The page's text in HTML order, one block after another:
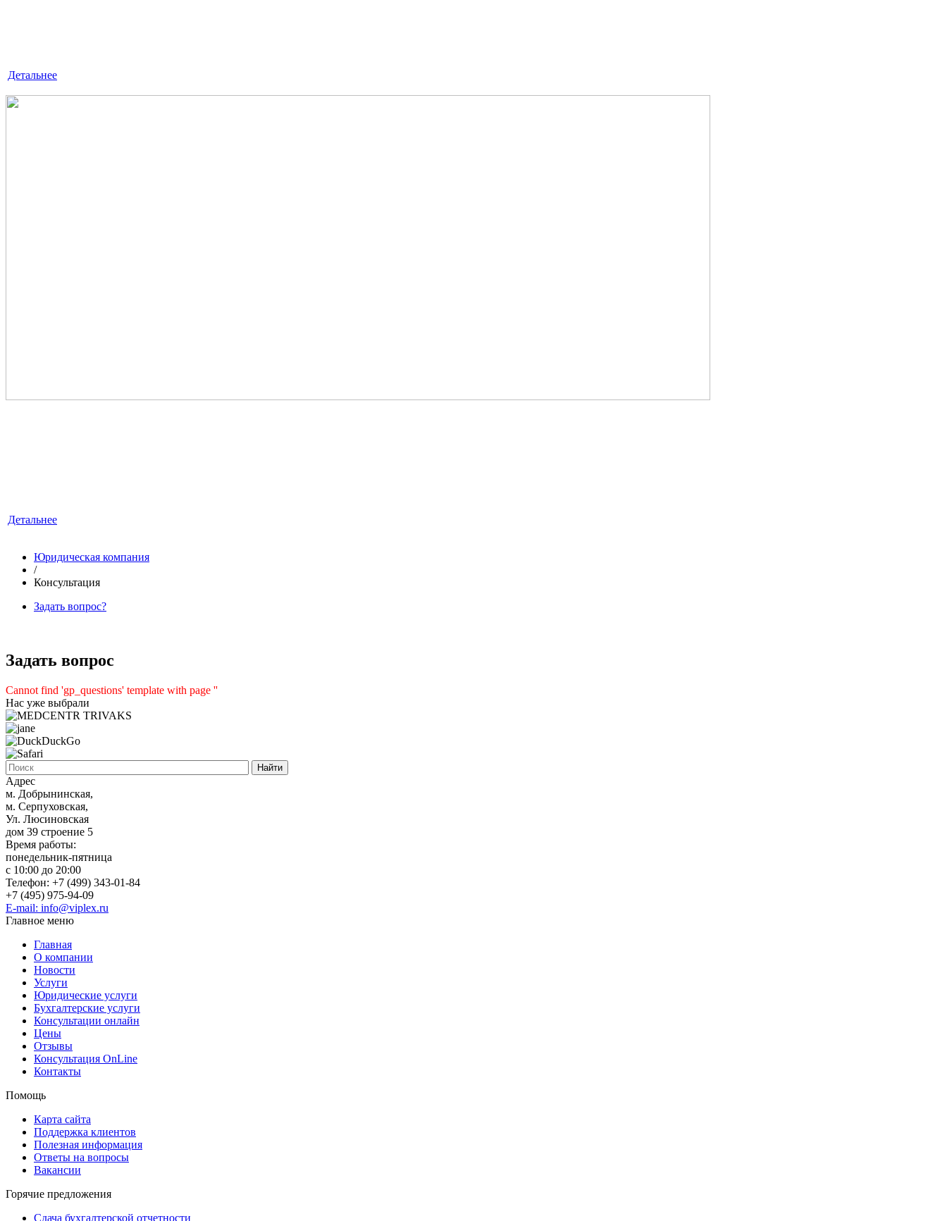
Детальнее
Детальнее
Юридическая компания
/
Консультация
Задать вопрос?
Задать вопрос
Cannot find 'gp_questions' template with page ''
Нас уже выбрали
Адрес
м. Добрынинская,
м. Серпуховская,
Ул. Люсиновская
дом 39 строение 5
Время работы:
понедельник-пятница
с 10:00 до 20:00
Телефон: +7 (499) 343-01-84
+7 (495) 975-94-09
E-mail: info@viplex.ru
Главное меню
Главная
О компании
Новости
Услуги
Юридические услуги
Бухгалтерские услуги
Консультации онлайн
Цены
Отзывы
Консультация OnLine
Контакты
Помощь
Карта сайта
Поддержка клиентов
Полезная информация
Ответы на вопросы
Вакансии
Горячие предложения
Сдача бухгалтерской отчетности